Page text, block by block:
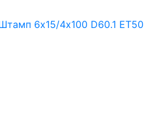
6х15/4х100 D60.1 ET50